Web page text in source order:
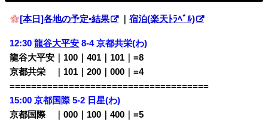
[本日]各地の予定•結果 ｜宿泊(楽天ﾄﾗﾍﾞﾙ)
12:30龍谷大平安 8-4 京都共栄(わ)
龍谷大平安｜100｜401｜101｜=8
京都共栄 ｜101｜200｜000｜=4
=====================================
15:00 京都国際 5-2 日星(わ)
京都国際 ｜000｜100｜400｜=5